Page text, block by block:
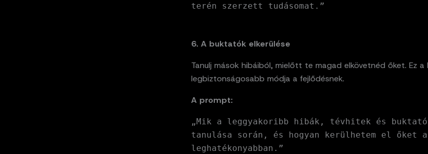
terén szerzett tudásomat.”
6. A buktatók elkerülése
Tanulj mások hibáiból, mielőtt te magad elkövetnéd őket. Ez
legbiztonságosabb módja a fejlődésnek.
A prompt:
„Mik a leggyakoribb hibák, tévhitek és
tanulása során, és hogyan kerülhetem el őket a
leghatékonyabban.”